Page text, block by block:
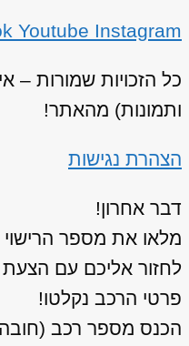
Youtube Instagram
כל הזכויות שמורות –
ותמונות) מהאתר!
הצהרת נגישות
דבר אחרון!
מלאו את מספר
לחזור אליכם עם הצעת
פרטי הרכב נקלטו!
הכנס מספר רכב